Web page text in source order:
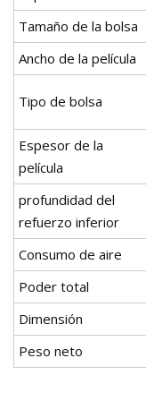
Tamaño de la bolsa
Ancho de la película
Tipo de bolsa
Espesor de la
película
profundidad del
refuerzo inferior
Consumo de aire
Poder total
Dimensión
Peso neto